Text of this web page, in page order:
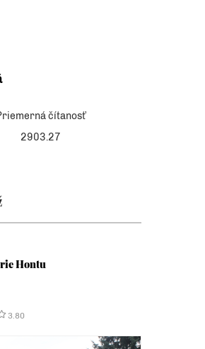
čítanosť
2903.27
Hontu
3.80